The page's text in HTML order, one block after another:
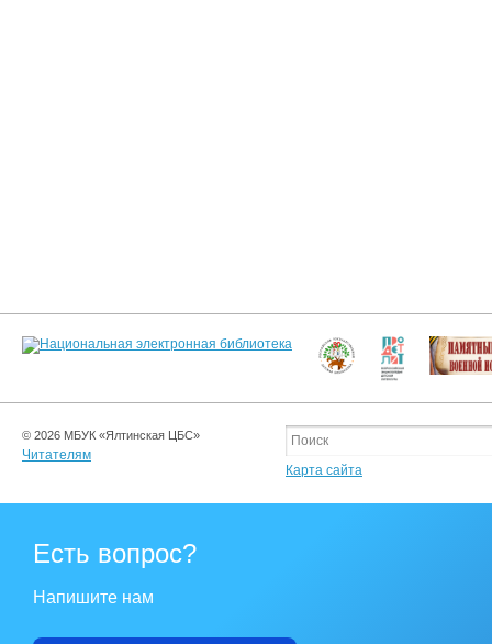
© 2026 МБУК «Ялтинская ЦБС»
Читателям
Карта сайта
Есть вопрос?
Напишите нам